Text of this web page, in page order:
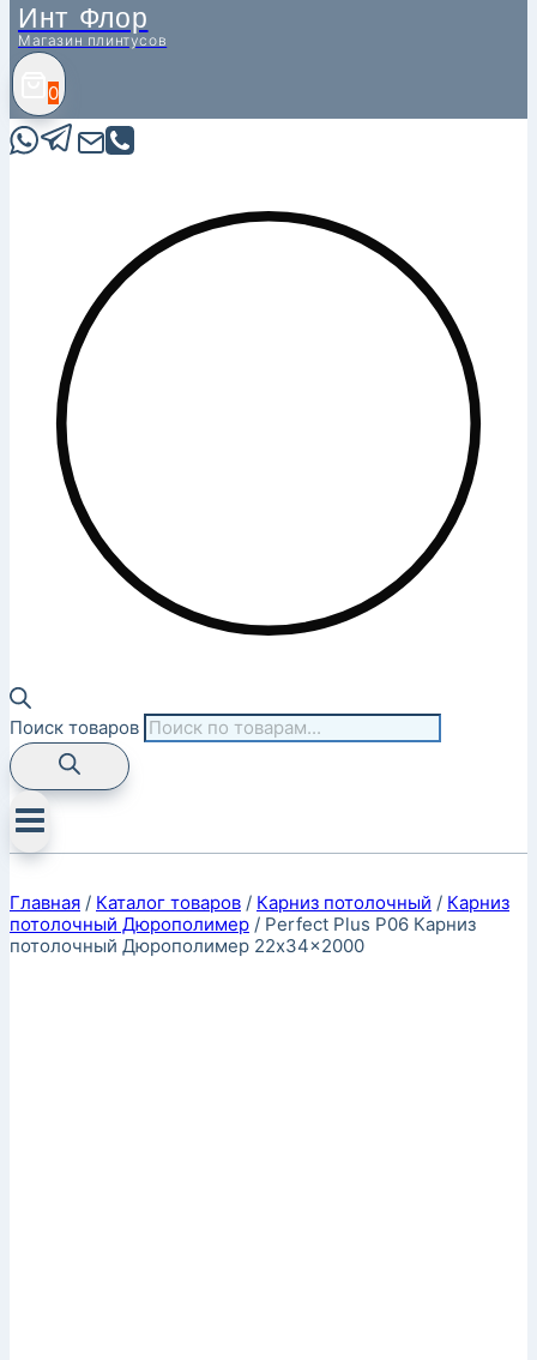
Инт Флор
Магазин плинтусов
0
Поиск товаров
Главная / Каталог товаров / Карниз потолочный / Карниз
потолочный Дюрополимер / Perfect Plus P06 Карниз
потолочный Дюрополимер 22x34x2000